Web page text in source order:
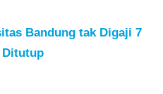
Bandung tak Digaji 7
Ditutup